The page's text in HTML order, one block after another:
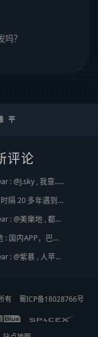
？
平
评论
2broear : @J.sky , 我靠.. 心情复杂 [ Emoji Image ]
J.sky : 时隔 20 多年遇到前任，你猜会是什么感觉？前几天和老婆去超市，巧不巧老婆去看其他商品了，就这么两分钟的功夫，我和前任迎面相遇，我看了一眼她，她也看到我了，谁都没说话，我感觉她恐慌的逃走了。我们擦肩而过，按道理这个年龄本不应该两个人单独在超市相遇，除非单身。所以，我猜她离婚了？搞不好她可能以为我也离婚了？哈哈哈
2broear : @美樂地 , 都是利益驱使，盈利手段不行
美樂地 : 国内APP，巴不得塞入全家桶到你手机，我更喜欢国外的小而美软件
2broear : @紫慕 , 人苹果压根不靠这些下三滥手段挣钱，等等又要说我大清自有国情在此了😂..
有 蜀ICP备18028766号